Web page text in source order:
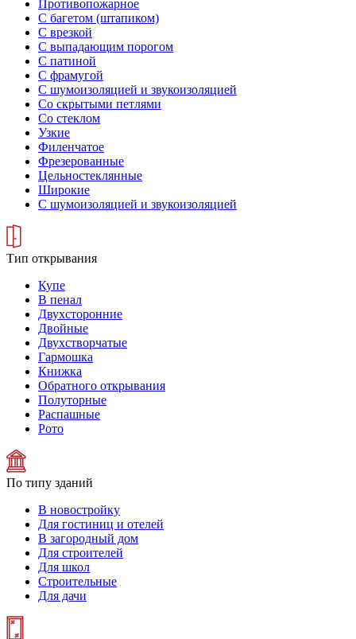
Противопожарное
С багетом (штапиком)
С врезкой
С выпадающим порогом
С патиной
С фрамугой
С шумоизоляцией и звукоизоляцией
Со скрытыми петлями
Со стеклом
Узкие
Филенчатое
Фрезерованные
Цельностеклянные
Широкие
С шумоизоляцией и звукоизоляцией
Тип открывания
Купе
В пенал
Двухсторонние
Двойные
Двухстворчатые
Гармошка
Книжка
Обратного открывания
Полуторные
Распашные
Рото
По типу зданий
В новостройку
Для гостиниц и отелей
В загородный дом
Для строителей
Для школ
Строительные
Для дачи